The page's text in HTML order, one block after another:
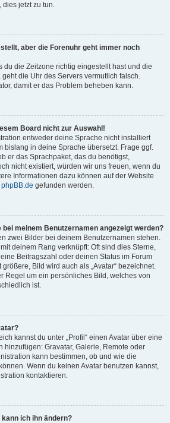
dies jetzt zu tun.
aber die Forenuhr geht immer noch
du die Zeitzone richtig eingestellt hast und die
die Uhr des Servers vermutlich falsch.
damit er das Problem beheben kann.
Board nicht zur Auswahl!
entweder deine Sprache nicht installiert
bislang in deine Sprache übersetzt. Frage ggf.
er das Sprachpaket, das du benötigst,
nicht existiert, würden wir uns freuen, wenn du
Informationen dazu können auf der Website
phpBB.de gefunden werden.
bei meinem Benutzernamen angezeigt werden?
zwei Bilder bei deinem Benutzernamen stehen.
deinem Rang verknüpft: Oft sind dies Sterne,
Beitragszahl oder deinen Status im Forum
Bild wird auch als „Avatar“ bezeichnet.
Regel um ein persönliches Bild, welches von
ist.
kannst du unter „Profil“ einen Avatar über eine
hinzufügen: Gravatar, Galerie, Remote oder
kann bestimmen, ob und wie die
Wenn du keinen Avatar benutzen kannst,
kontaktieren.
ich ihn ändern?